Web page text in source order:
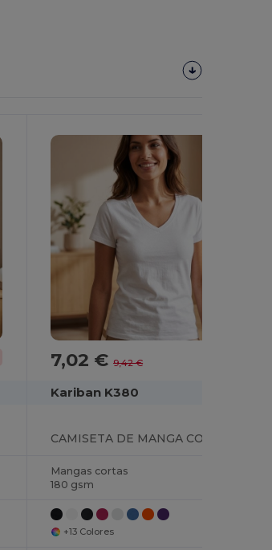
7,02 €9,42 €
Kariban K380
Mangas cortas
180 gsm
+13 Colores